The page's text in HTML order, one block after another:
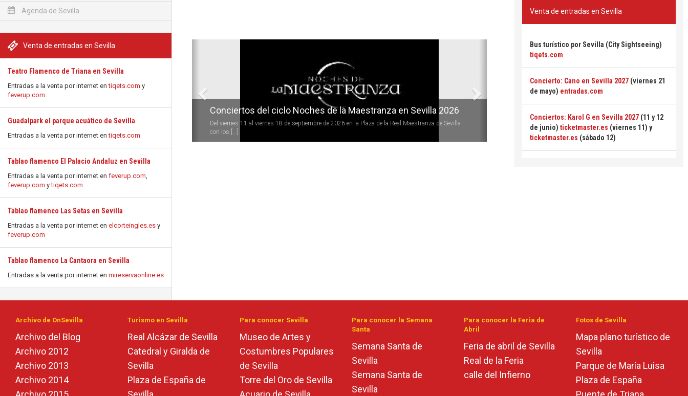
Agenda de Sevilla
Venta de entradas en Sevilla
Teatro Flamenco de Triana en Sevilla
Entradas a la venta por internet entiqets.com y
feverup.com
Guadalpark el parque acuático de Sevilla
Entradas a la venta por internet entiqets.com
Tablao flamenco El Palacio Andaluz en Sevilla
Entradas a la venta por internet en feverup.com,
feverup.com ytiqets.com
Tablao flamenco Las Setas en Sevilla
Entradas a la venta por internet en elcorteingles.es y
feverup.com
Tablao flamenco La Cantaora en Sevilla
Entradas a la venta por internet en mireservaonline.es
Conciertos del ciclo Noches de la Maestranza en Sevilla 2026
Del viernes 11 al viernes 18 de septiembre de 2026 en la Plaza de la Real Maestranza de Sevilla
con los [...]
Venta de entradas en Sevilla
Bus turístico por Sevilla (City Sightseeing)
tiqets.com
Concierto: Cano en Sevilla 2027 (viernes 21
de mayo) entradas.com
Conciertos: Karol G en Sevilla 2027 (11 y 12
de junio) ticketmaster.es (viernes 11) y
ticketmaster.es (sábado 12)
Archivo de OnSevilla
Archivo del Blog
Archivo 2012
Archivo 2013
Archivo 2014
Turismo en Sevilla
Real Alcázar de Sevilla
Catedral y Giralda de
Sevilla
Plaza de España de
Para conocer Sevilla
Museo de Artes y
Costumbres Populares
de Sevilla
Torre del Oro de Sevilla
Para conocer la Semana
Santa
Semana Santa de
Sevilla
Semana Santa de
Sevilla
Para conocer la Feria de
Abril
Feria de abril de Sevilla
Real de la Feria
calle del Infierno
Fotos de Sevilla
Mapa plano turístico de
Sevilla
Parque de María Luisa
Plaza de España